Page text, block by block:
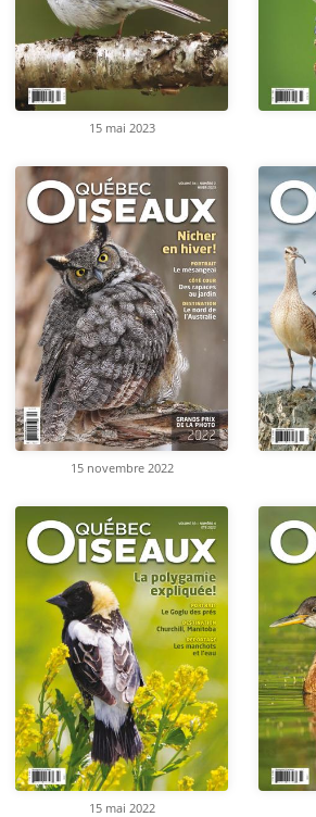
15 mai 2023
15 novembre 2022
15 mai 2022